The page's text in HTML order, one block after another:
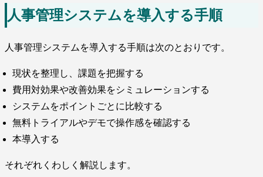
人事管理システムを導入する手順
人事管理システムを導入する手順は次のとおりです。
現状を整理し、課題を把握する
費用対効果や改善効果をシミュレーションする
システムをポイントごとに比較する
無料トライアルやデモで操作感を確認する
本導入する
それぞれくわしく解説します。